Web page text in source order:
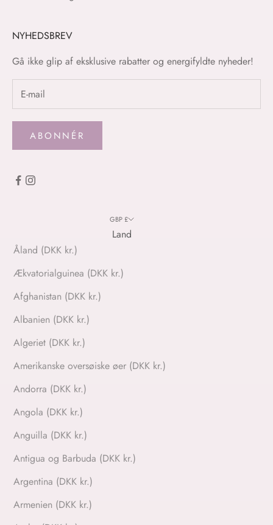
NYHEDSBREV
Gå ikke glip af eksklusive rabatter og energifyldte nyheder!
ABONNÉR
GBP £
Land
Åland (DKK kr.)
Ækvatorialguinea (DKK kr.)
Afghanistan (DKK kr.)
Albanien (DKK kr.)
Algeriet (DKK kr.)
Amerikanske oversøiske øer (DKK kr.)
Andorra (DKK kr.)
Angola (DKK kr.)
Anguilla (DKK kr.)
Antigua og Barbuda (DKK kr.)
Argentina (DKK kr.)
Armenien (DKK kr.)